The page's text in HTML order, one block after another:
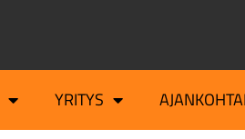
YRITYS